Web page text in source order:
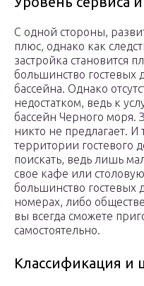
С одной стороны,
плюс, однако как
застройка становится
большинство гостевых
бассейна. Однако
недостатком, ведь к
бассейн Черного моря.
никто не предлагает. И
территории гостевого
поискать, ведь лишь
свое кафе или
большинство
номерах, либо
вы всегда сможете
самостоятельно.
Классификация и